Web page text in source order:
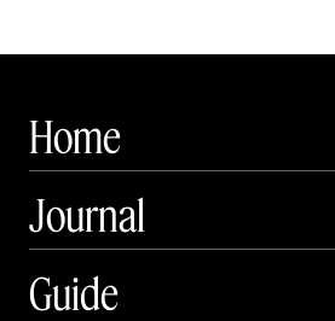
Home
Journal
Guide